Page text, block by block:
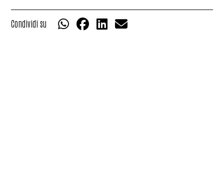
Condividi su